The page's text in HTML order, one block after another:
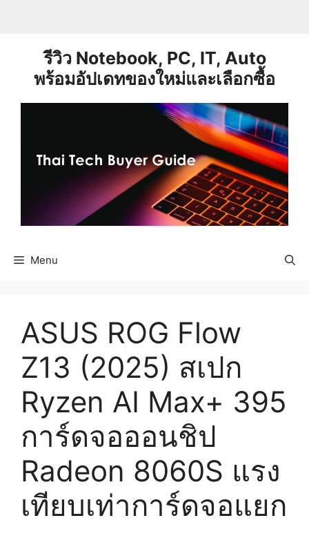
รีวิว Notebook, PC, IT, Auto
พร้อมอัปเดทของใหม่และเลือกซื้อ
Menu
ASUS ROG Flow
Z13 (2025) สเปก
Ryzen AI Max+ 395
การ์ดจอออนชิป
Radeon 8060S แรง
เทียบเท่าการ์ดจอแยก